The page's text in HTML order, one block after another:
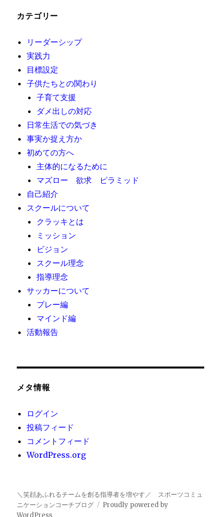
カテゴリー
リーダーシップ
実践力
目標設定
子供たちとの関わり
子育て支援
ダメ出しの対応
日常生活での気づき
事実か捉え方か
初めての方へ
主体的になるために
マズロー 欲求 ピラミッド
自己紹介
スクールについて
クラッキとは
ミッション
ビジョン
スクール理念
指導理念
サッカーについて
プレー編
マインド編
活動報告
メタ情報
ログイン
投稿フィード
コメントフィード
WordPress.org
＼笑顔あふれるチームを創る指導者を増やす／ スポーツコミュ
ニケーションコーチブログ
Proudly powered by
WordPress